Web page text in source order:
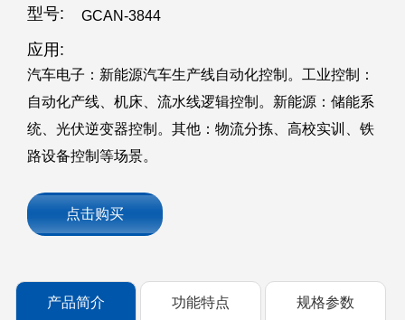
型号: GCAN-3844
应用:
汽车电子：新能源汽车生产线自动化控制。工业控制：
自动化产线、机床、流水线逻辑控制。新能源：储能系
统、光伏逆变器控制。其他：物流分拣、高校实训、铁
路设备控制等场景。
点击购买
产品简介 功能特点 规格参数